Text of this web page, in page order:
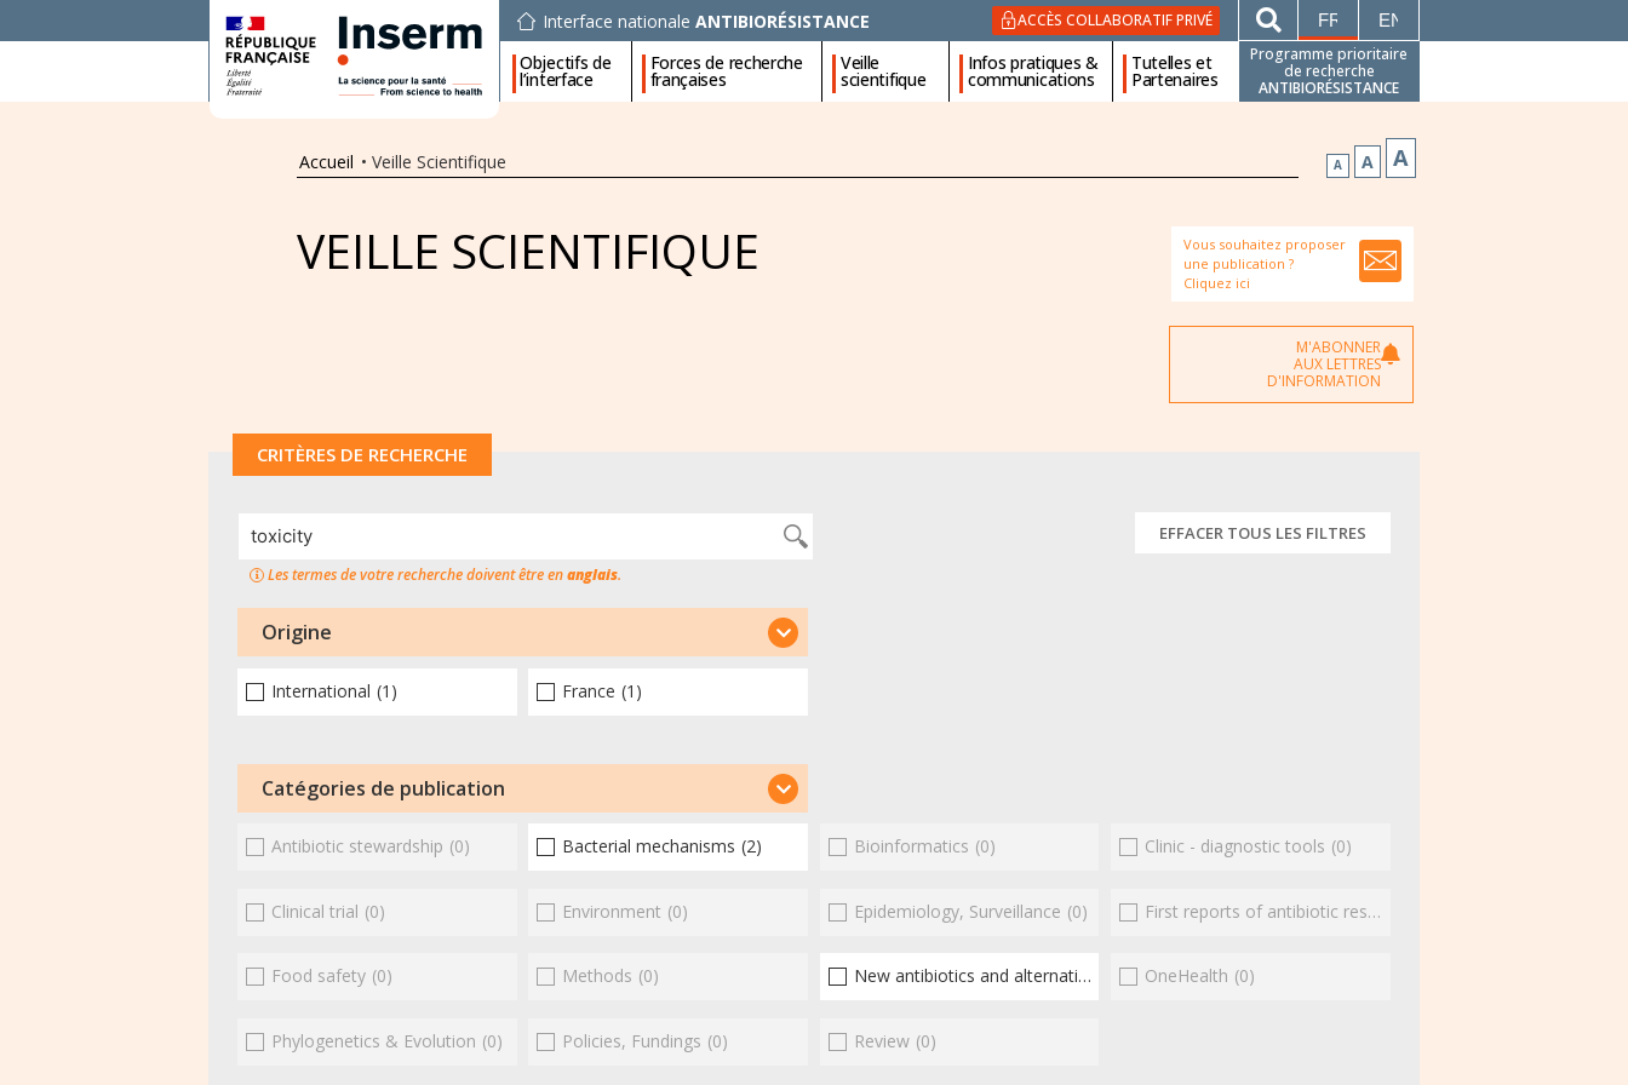
Interface nationale ANTIBIORÉSISTANCE ACCÈS COLLABORATIF PRIVÉ FRANÇAISENGLISH
Objectifs de
l’interface
Forces de recherche
françaises
Veille
scientifique
Infos pratiques &
communications
Tutelles et
Partenaires
Programme prioritaire
de recherche
ANTIBIORÉSISTANCE
Accueil • Veille Scientifique A A A
VEILLE SCIENTIFIQUE
Vous souhaitez proposer
une publication ?
Cliquez ici
M'ABONNER
AUX LETTRES
D'INFORMATION
CRITÈRES DE RECHERCHE
Les termes de votre recherche doivent être enanglais.
EFFACER TOUS LES FILTRES
Origine
International (1) France (1)
Catégories de publication
Antibiotic stewardship (0) Bacterial mechanisms (2) Bioinformatics (0) Clinic - diagnostic tools (0)
Clinical trial (0) Environment (0) Epidemiology, Surveillance (0) First reports of antibiotic resistance
Food safety (0) Methods (0) New antibiotics and alternatives (2) OneHealth (0)
Phylogenetics & Evolution (0) Policies, Fundings (0) Review (0)